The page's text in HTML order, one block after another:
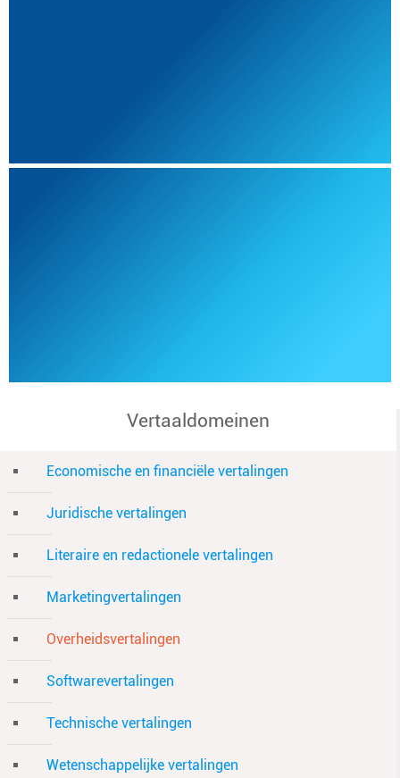
Vertaaldomeinen
Economische en financiële vertalingen
Juridische vertalingen
Literaire en redactionele vertalingen
Marketingvertalingen
Overheidsvertalingen
Softwarevertalingen
Technische vertalingen
Wetenschappelijke vertalingen